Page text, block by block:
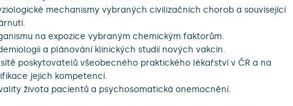
mechanismy vybraných civilizačních chorob a související
na expozice vybraným chemickým faktorům.
a plánování klinických studií nových vakcín.
poskytovatelů všeobecného praktického lékařství v ČR a na
jejich kompetencí.
života pacientů a psychosomatická onemocnění.